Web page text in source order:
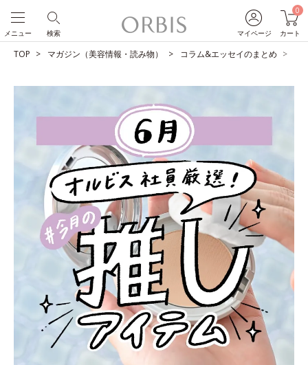
マイページ
0
カート
検索
メニュー
TOP マガジン（美容情報・読み物） コラム&エッセイのまとめ